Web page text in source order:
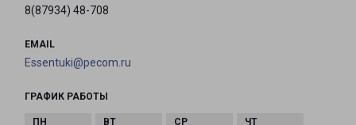
8(87934) 48-708
EMAIL
Essentuki@pecom.ru
ГРАФИК РАБОТЫ